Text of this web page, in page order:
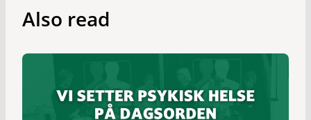
Also read